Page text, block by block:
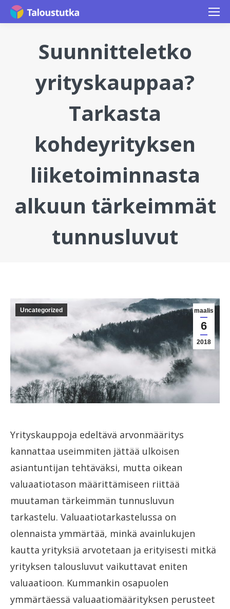
Suunnitteletko
yrityskauppaa?
Tarkasta
kohdeyrityksen
liiketoiminnasta
alkuun tärkeimmät
tunnusluvut
maalis
6
2018
Uncategorized
Yrityskauppoja edeltävä arvonmääritys
kannattaa useimmiten jättää ulkoisen
asiantuntijan tehtäväksi, mutta oikean
valuaatiotason määrittämiseen riittää
muutaman tärkeimmän tunnusluvun
tarkastelu. Valuaatiotarkastelussa on
olennaista ymmärtää, minkä avainlukujen
kautta yrityksiä arvotetaan ja erityisesti mitkä
yrityksen talousluvut vaikuttavat eniten
valuaatioon. Kummankin osapuolen
ymmärtäessä valuaatiomäärityksen perusteet